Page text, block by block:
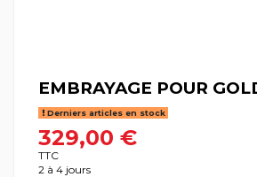
EMBRAYAGE POUR
Derniers articles en stock
329,00 €
TTC
2 à 4 jours